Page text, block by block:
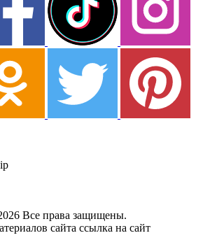
Все права защищены.
сайта ссылка на сайт